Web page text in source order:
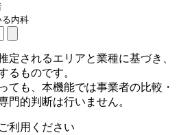
る内科
されるエリアと業種に基づき、
るものです。
ても、本機能では事業者の比較・
門的判断は行いません。
利用ください